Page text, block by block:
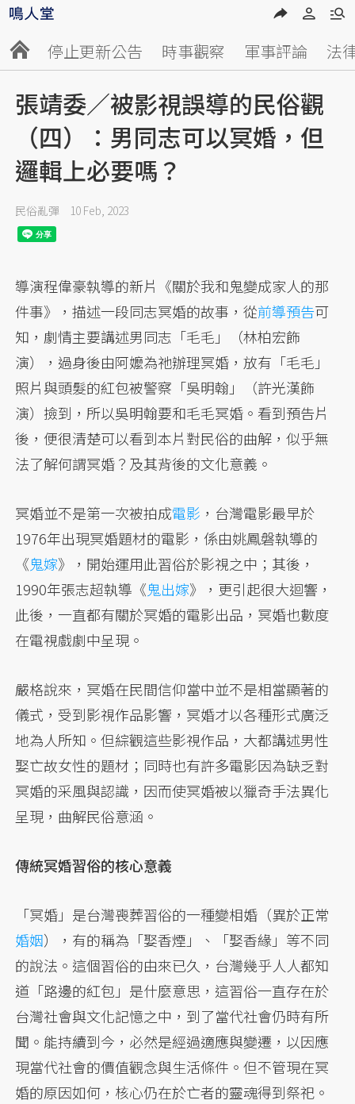
停止更新公告 時事觀察 軍事評論 法
張靖委／被影視誤導的民俗觀
（四）：男同志可以冥婚，但
邏輯上必要嗎？
民俗亂彈 10 Feb, 2023
導演程偉豪執導的新片《關於我和鬼變成家人的那
件事》，描述一段同志冥婚的故事，從前導預告可
知，劇情主要講述男同志「毛毛」（林柏宏飾
演），過身後由阿嬤為祂辦理冥婚，放有「毛毛」
照片與頭髮的紅包被警察「吳明翰」（許光漢飾
演）撿到，所以吳明翰要和毛毛冥婚。看到預告片
後，便很清楚可以看到本片對民俗的曲解，似乎無
法了解何謂冥婚？及其背後的文化意義。
冥婚並不是第一次被拍成電影 ，台灣電影最早於
1976年出現冥婚題材的電影，係由姚鳳磐執導的
《鬼嫁》，開始運用此習俗於影視之中；其後，
1990年張志超執導《鬼出嫁》，更引起很大迴響，
此後，一直都有關於冥婚的電影出品，冥婚也數度
在電視戲劇中呈現。
嚴格說來，冥婚在民間信仰當中並不是相當顯著的
儀式，受到影視作品影響，冥婚才以各種形式廣泛
地為人所知。但綜觀這些影視作品，大都講述男性
娶亡故女性的題材；同時也有許多電影因為缺乏對
冥婚的采風與認識，因而使冥婚被以獵奇手法異化
呈現，曲解民俗意涵。
傳統冥婚習俗的核心意義
「冥婚」是台灣喪葬習俗的一種變相婚（異於正常
婚姻），有的稱為「娶香煙」、「娶香緣」等不同
的說法。這個習俗的由來已久，台灣幾乎人人都知
道「路邊的紅包」是什麼意思，這習俗一直存在於
台灣社會與文化記憶之中，到了當代社會仍時有所
聞。能持續到今，必然是經過適應與變遷，以因應
現當代社會的價值觀念與生活條件。但不管現在冥
婚的原因如何，核心仍在於亡者的靈魂得到祭祀。